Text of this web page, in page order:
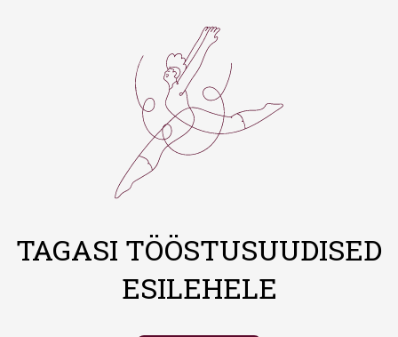
TAGASI TÖÖSTUSUUDISED
ESILEHELE